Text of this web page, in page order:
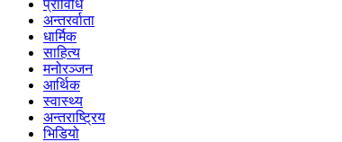
प्राविधि
अन्तरर्वाता
धार्मिक
साहित्य
मनोरञ्जन
आर्थिक
स्वास्थ्य
अन्तराष्ट्रिय
भिडियो